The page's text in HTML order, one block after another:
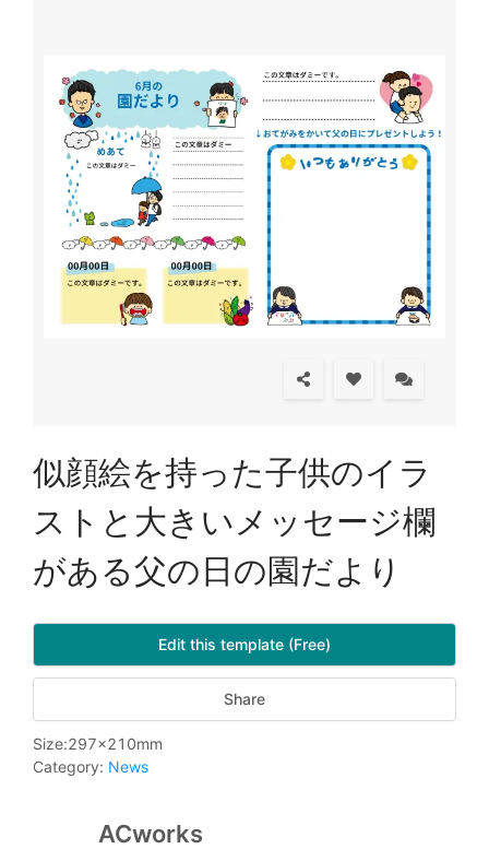
似顔絵を持った子供のイラ
ストと大きいメッセージ欄
がある父の日の園だより
Edit this template (Free)
Share
Size:297x210mm
Category: News
ACworks